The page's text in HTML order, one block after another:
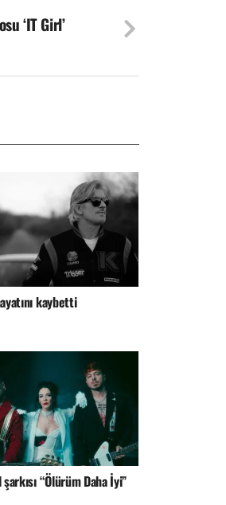
‘IT Girl’
kaybetti
“Ölürüm Daha İyi”